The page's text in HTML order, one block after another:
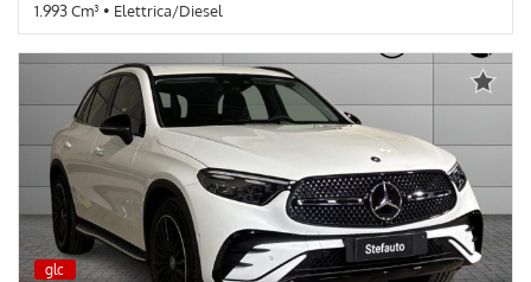
1.993 Cm³ • Elettrica/Diesel
0 Km • Cambio Automatico (9) • Nero pastello • 5 Porte • ABS •
Airbag • Airbag Passeggero • Airbag testa • Autoradio • Autoradio
digitale • Bluetooth • Bracciolo • Cerchi in lega • Chiusura
centralizzata • Climatizzatore • Controllo elettronico della corsia
• Controllo trazione • Cruise Control • ESP • Fari LED •
Fendinebbia • Frenata d'emergenza assistita • Immobilizzatore
elettronico • Riconoscimento dei segnali stradali • Sensore di
luce • Sensore di pioggia • Servosterzo • Navigatore satellitare
nuova glc nuova